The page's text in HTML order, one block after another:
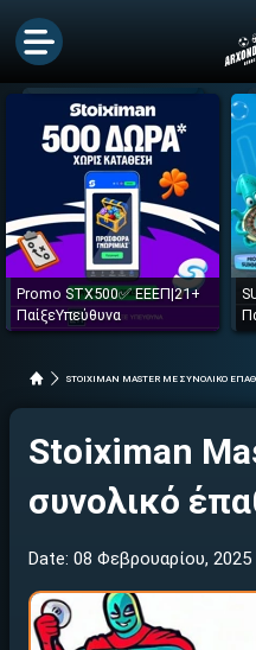
Promo STX500✅ ΕΕΕΠ|21+
ΠαίξεΥπεύθυνα
STOIXIMAN MASTER ΜΕ ΣΥΝΟΛΙΚΟ
Stoiximan
συνολικό
Date: 08 Φεβρουαρίου, 2025